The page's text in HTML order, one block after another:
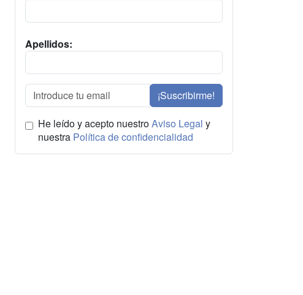
Apellidos:
¡Suscribirme!
He leído y acepto nuestroAviso Legal y
nuestra Política de confidencialidad